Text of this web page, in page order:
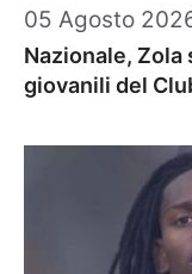
05 Agosto
Nazionale,
giovanili del